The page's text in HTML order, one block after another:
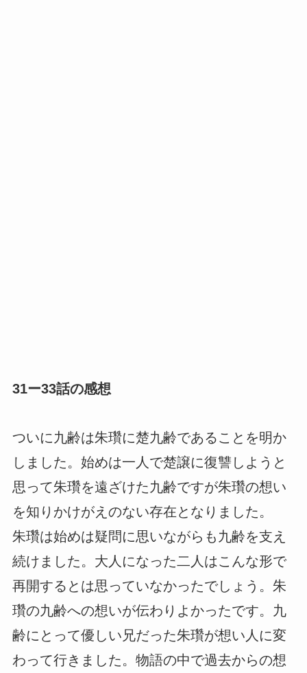
31ー33話の感想
ついに九齢は朱瓚に楚九齢であることを明か
しました。始めは一人で楚譲に復讐しようと
思って朱瓚を遠ざけた九齢ですが朱瓚の想い
を知りかけがえのない存在となりました。
朱瓚は始めは疑問に思いながらも九齢を支え
続けました。大人になった二人はこんな形で
再開するとは思っていなかったでしょう。朱
瓚の九齢への想いが伝わりよかったです。九
齢にとって優しい兄だった朱瓚が想い人に変
わって行きました。物語の中で過去からの想